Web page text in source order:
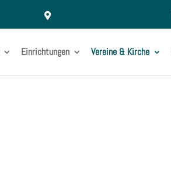
Einrichtungen Vereine & Kirche